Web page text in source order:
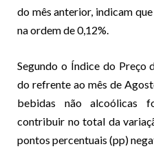
do mês anterior, indicam
na ordem de 0,12%.
Segundo o Índice do Preço
do refrente ao mês de
bebidas não alcoólicas
contribuir no total da
pontos percentuais (pp)